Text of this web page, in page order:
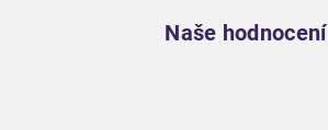
Naše hodnocení